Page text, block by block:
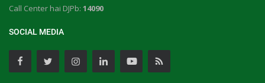
Call Center hai DJPb: 14090
SOCIAL MEDIA